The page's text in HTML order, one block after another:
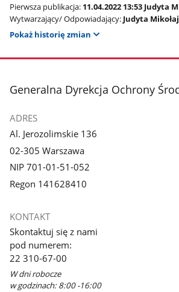
Pierwsza publikacja: 11.04.2022 13:53 Judyta
Wytwarzający/ Odpowiadający: Judyta
Pokaż historię zmian
stopka
Generalna Dyrekcja Ochrony
ADRES
Al. Jerozolimskie 136
02-305 Warszawa
NIP 701-01-51-052
Regon 141628410
KONTAKT
Skontaktuj się z nami
pod numerem:
22 310-67-00
W dni robocze
w godzinach: 8:00 -16:00